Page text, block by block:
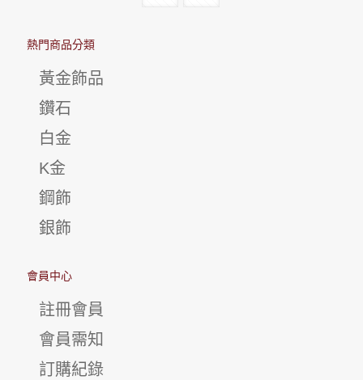
熱門商品分類
黃金飾品
鑽石
白金
K金
鋼飾
銀飾
會員中心
註冊會員
會員需知
訂購紀錄